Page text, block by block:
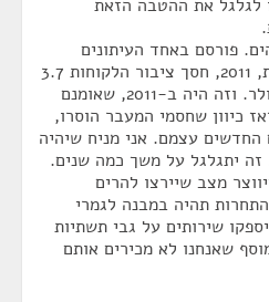
לגלגל את ההטבה הזאת
פורסם באחד העיתונים
הכלכליים שרק בשנה החולפת, 2011, חסך ציבור הלקוחות 3.7
מיליארד שקל בתשלומי הסלולר. וזה היה ב-2011, שאומנם
כיוון שחסמי המעבר הוסרו,
החדשים עצמם. אני מניח שיהיה
זה יתגלגל על משך כמה שנים.
מצב שיירצו להרים
תהיה במבנה לגמרי
שירותים על גבי תשתיות
שאנחנו לא מכירים אותם